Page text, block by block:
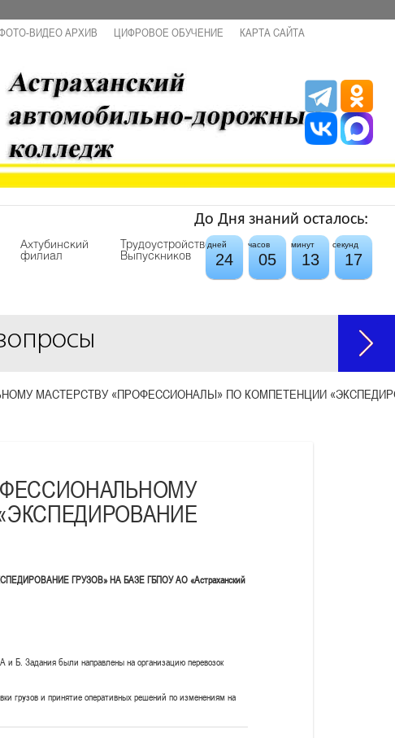
ВИДЕО АРХИВ ЦИФРОВОЕ ОБУЧЕНИЕ КАРТА САЙТА
Ахтубинский
филиал
Трудоустройство
Выпускников
До Дня знаний осталось:
дней часов минут секунд
24 05 13 17
МАСТЕРСТВУ «ПРОФЕССИОНАЛЫ» ПО КОМПЕТЕНЦИИ
ГРУЗОВ» НА БАЗЕ ГБПОУ АО «Астраханский
и Б. Задания были направлены на организацию перевозок
грузов и принятие оперативных решений по изменениям на